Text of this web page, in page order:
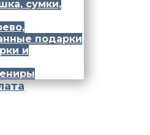
сумки,
подарки
и